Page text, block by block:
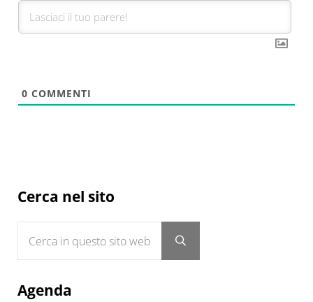
0 COMMENTI
Sidebar
Cerca nel sito
Submit search
Agenda